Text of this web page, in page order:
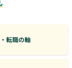
転職の軸